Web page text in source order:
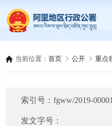
当前位置：首页 公开 重点
索引号：fgww/2019-00001
发文字号：